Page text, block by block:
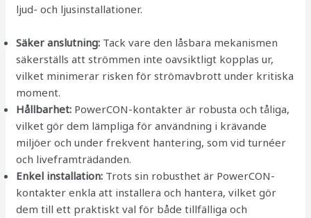
ljud- och ljusinstallationer.
Säker anslutning: Tack vare den låsbara mekanismen
säkerställs att strömmen inte oavsiktligt kopplas ur,
vilket minimerar risken för strömavbrott under kritiska
moment.
Hållbarhet: PowerCON-kontakter är robusta och tåliga,
vilket gör dem lämpliga för användning i krävande
miljöer och under frekvent hantering, som vid turnéer
och liveframträdanden.
Enkel installation: Trots sin robusthet är PowerCON-
kontakter enkla att installera och hantera, vilket gör
dem till ett praktiskt val för både tillfälliga och